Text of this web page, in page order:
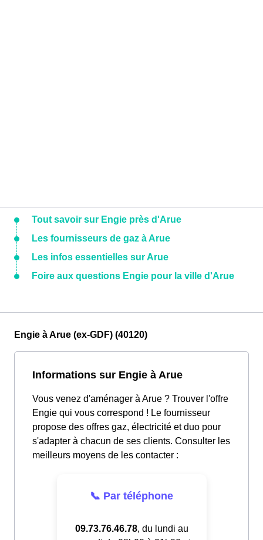
Tout savoir sur Engie près d'Arue
Les fournisseurs de gaz à Arue
Les infos essentielles sur Arue
Foire aux questions Engie pour la ville d'Arue
Engie à Arue (ex-GDF) (40120)
Informations sur Engie à Arue
Vous venez d'aménager à Arue ? Trouver l'offre
Engie qui vous correspond ! Le fournisseur
propose des offres gaz, électricité et duo pour
s'adapter à chacun de ses clients. Consulter les
meilleurs moyens de les contacter :
📞 Par téléphone
09.73.76.46.78, du lundi au